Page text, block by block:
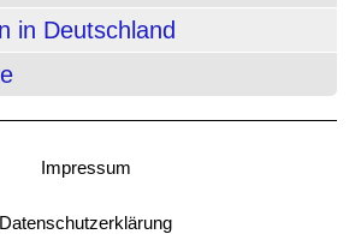
in Deutschland
Impressum
Datenschutzerklärung